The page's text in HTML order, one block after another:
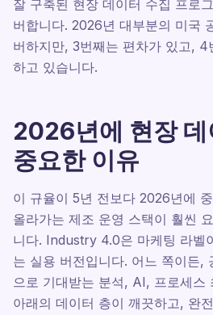
잘 구축된 현장 데이터 수집 프로
버합니다. 2026년 대부분의 미국
버하지만, 3번째는 편차가 있고, 4
하고 있습니다.
2026년에 현장 데
중요한 이유
이 규율이 5년 전보다 2026년에
올라가는 제조 운영 스택이 훨씬
니다. Industry 4.0은 마케팅 라벨
는 실용 버전입니다. 어느 쪽이든,
으로 기대받는 분석, AI, 프로세스
아래의 데이터 층이 깨끗하고, 완